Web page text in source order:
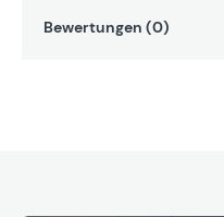
Bewertungen (0)